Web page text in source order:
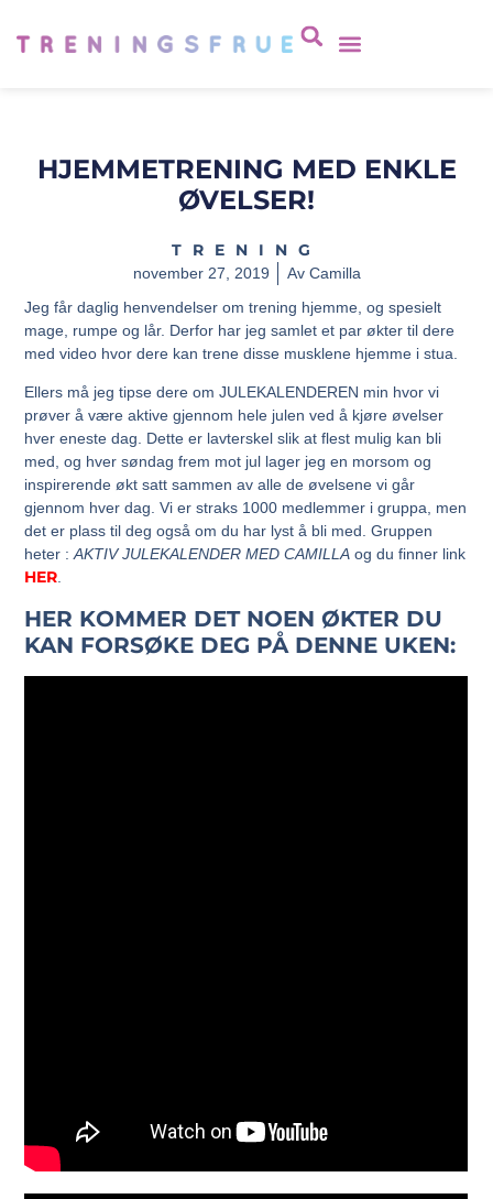
HJEMMETRENING MED ENKLE
ØVELSER!
TRENING
november 27, 2019 AvCamilla
Jeg får daglig henvendelser om trening hjemme, og spesielt
mage, rumpe og lår. Derfor har jeg samlet et par økter til dere
med video hvor dere kan trene disse musklene hjemme i stua.
Ellers må jeg tipse dere om JULEKALENDEREN min hvor vi
prøver å være aktive gjennom hele julen ved å kjøre øvelser
hver eneste dag. Dette er lavterskel slik at flest mulig kan bli
med, og hver søndag frem mot jul lager jeg en morsom og
inspirerende økt satt sammen av alle de øvelsene vi går
gjennom hver dag. Vi er straks 1000 medlemmer i gruppa, men
det er plass til deg også om du har lyst å bli med. Gruppen
heter :AKTIV JULEKALENDER MED CAMILLA og du finner link
HER.
HER KOMMER DET NOEN ØKTER DU
KAN FORSØKE DEG PÅ DENNE UKEN: